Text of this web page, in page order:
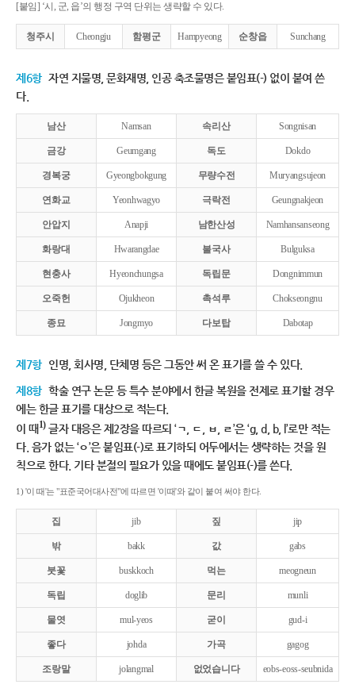
[붙임] ‘시, 군, 읍’의 행정 구역 단위는 생략할 수 있다.
청주시 Cheongju 함평군 Hampyeong 순창읍 Sunchang
제6항 자연 지물명, 문화재명, 인공 축조물명은 붙임표(-) 없이 붙여 쓴
다.
남산 Namsan 속리산 Songnisan
금강 Geumgang 독도 Dokdo
경복궁 Gyeongbokgung 무량수전 Muryangsujeon
연화교 Yeonhwagyo 극락전 Geungnakjeon
안압지 Anapji 남한산성 Namhansanseong
화랑대 Hwarangdae 불국사 Bulguksa
현충사 Hyeonchungsa 독립문 Dongnimmun
오죽헌 Ojukheon 촉석루 Chokseongnu
종묘 Jongmyo 다보탑 Dabotap
제7항 인명, 회사명, 단체명 등은 그동안 써 온 표기를 쓸 수 있다.
제8항 학술 연구 논문 등 특수 분야에서 한글 복원을 전제로 표기할 경우
에는 한글 표기를 대상으로 적는다.
이 때1)글자 대응은 제2장을 따르되 ‘ㄱ, ㄷ, ㅂ, ㄹ’은 ‘g, d, b, l’로만 적는
다. 음가 없는 ‘ㅇ’은 붙임표(-)로 표기하되 어두에서는 생략하는 것을 원
칙으로 한다. 기타 분절의 필요가 있을 때에도 붙임표(-)를 쓴다.
1) '이 때'는 "표준국어대사전"에 따르면 '이때'와 같이 붙여 써야 한다.
집 jib 짚 jip
밖 bakk 값 gabs
붓꽃 buskkoch 먹는 meogneun
독립 doglib 문리 munli
물엿 mul-yeos 굳이 gud-i
좋다 johda 가곡 gagog
조랑말 jolangmal 없었습니다 eobs-eoss-seubnida